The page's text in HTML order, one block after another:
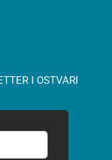
I OSTVARI